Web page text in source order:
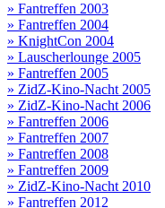
» Fantreffen 2003
» Fantreffen 2004
» KnightCon 2004
» Lauscherlounge 2005
» Fantreffen 2005
» ZidZ-Kino-Nacht 2005
» ZidZ-Kino-Nacht 2006
» Fantreffen 2006
» Fantreffen 2007
» Fantreffen 2008
» Fantreffen 2009
» ZidZ-Kino-Nacht 2010
» Fantreffen 2012